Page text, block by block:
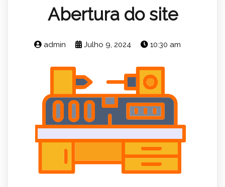
Abertura do site
admin Julho 9, 2024 10:30 am